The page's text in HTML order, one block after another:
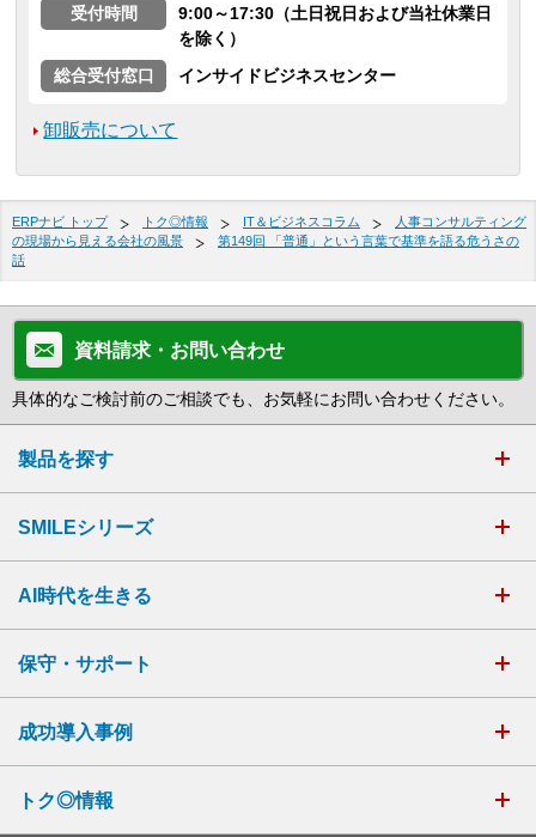
受付時間
9:00～17:30（土日祝日および当社休業日
を除く）
総合受付窓口
インサイドビジネスセンター
卸販売について
ERPナビ トップ トク◎情報 IT＆ビジネスコラム
人事コンサルティング
の現場から見える会社の風景
第149回 「普通」という言葉で基準を語る危うさの
話
資料請求・お問い合わせ
具体的なご検討前のご相談でも、お気軽にお問い合わせください。
製品を探す
SMILEシリーズ
AI時代を生きる
保守・サポート
成功導入事例
トク◎情報